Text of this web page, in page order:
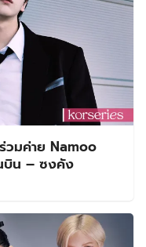
มค่าย Namoo
บิน – ซงคัง